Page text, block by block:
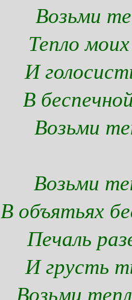
Возьми
Тепло
И
В
Возьми
Возьми
В объятьях
Печаль
И грусть
Возьми